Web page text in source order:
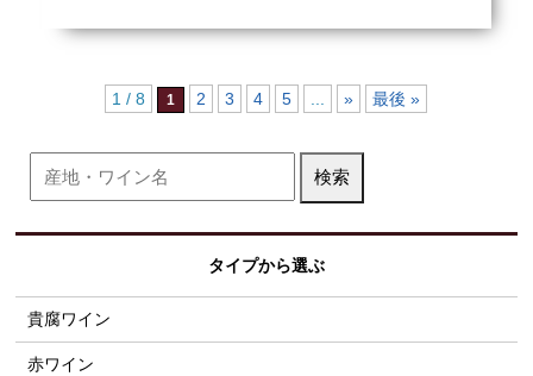
1 / 8 1 2 3 4 5 » 最後 »
タイプから選ぶ
貴腐ワイン
赤ワイン